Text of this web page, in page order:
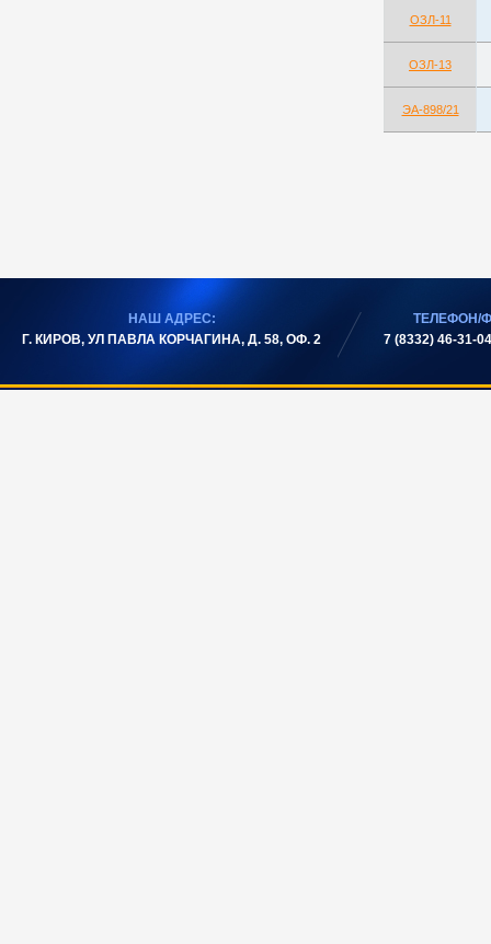
ОЗЛ-11
ОЗЛ-13
ЭА-898/21
НАШ АДРЕС:
Г. КИРОВ, УЛ ПАВЛА КОРЧАГИНА, Д. 58, ОФ. 2
ТЕЛЕФОН/
7 (8332) 46-31-